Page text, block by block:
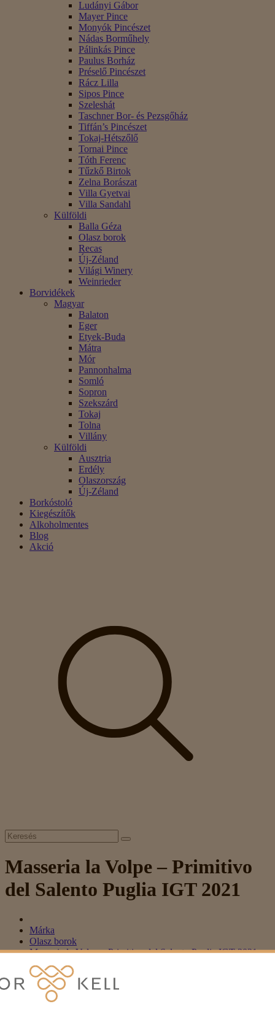
Ludányi Gábor
Mayer Pince
Monyók Pincészet
Nádas Borműhely
Pálinkás Pince
Paulus Borház
Préselő Pincészet
Rácz Lilla
Sipos Pince
Szeleshát
Taschner Bor- és Pezsgőház
Tiffán’s Pincészet
Tokaj-Hétszőlő
Tornai Pince
Tóth Ferenc
Tűzkő Birtok
Zelna Borászat
Villa Gyetvai
Villa Sandahl
Külföldi
Balla Géza
Olasz borok
Recas
Új-Zéland
Világi Winery
Weinrieder
Borvidékek
Magyar
Balaton
Eger
Etyek-Buda
Mátra
Mór
Pannonhalma
Somló
Sopron
Szekszárd
Tokaj
Tolna
Villány
Külföldi
Ausztria
Erdély
Olaszország
Új-Zéland
Borkóstoló
Kiegészítők
Alkoholmentes
Blog
Akció
Masseria la Volpe – Primitivo
del Salento Puglia IGT 2021
Márka
Olasz borok
Masseria la Volpe – Primitivo del Salento Puglia IGT 2021
Masseria la Volpe – Primitivo del Salento
Puglia IGT 2021